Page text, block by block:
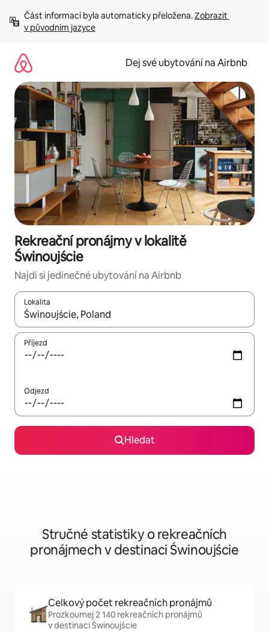
obsah
Část informací byla automaticky přeložena. Zobrazit
v původním jazyce
Dej své ubytování na Airbnb
Rekreační pronájmy v lokalitě
Świnoujście
Najdi si jedinečné ubytování na Airbnb
Lokalita
Až budou výsledky k dispozici, můžeš si je procházet pomocí
Příjezd
Odjezd
Hledat
Stručné statistiky o rekreačních
pronájmech v destinaci Świnoujście
Celkový počet rekreačních pronájmů
Prozkoumej 2 140 rekreačních pronájmů
v destinaci Świnoujście